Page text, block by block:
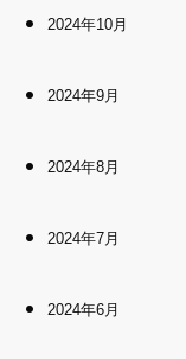
2024年10月
2024年9月
2024年8月
2024年7月
2024年6月